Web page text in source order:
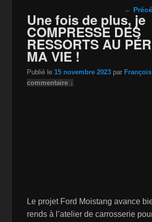
←
Une fois de plus, je
COMPRESSE DES
RESSORTS AU
MA VIE !
Publié le 15 novembre 2023 par François
commentaire ↓
Le projet Ford Moistang avance
rends à l’atelier de carrosserie